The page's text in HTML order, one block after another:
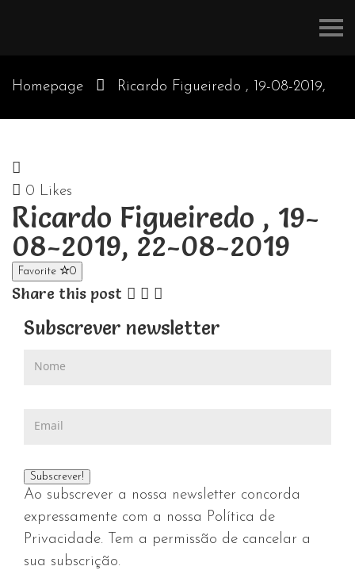
Homepage Ricardo Figueiredo , 19-08-2019,
0 Likes
Ricardo Figueiredo , 19-
08-2019, 22-08-2019
Favorite 0
Share this post
Subscrever newsletter
Ao subscrever a nossa newsletter concorda
expressamente com a nossa Política de
Privacidade. Tem a permissão de cancelar a
sua subscrição.